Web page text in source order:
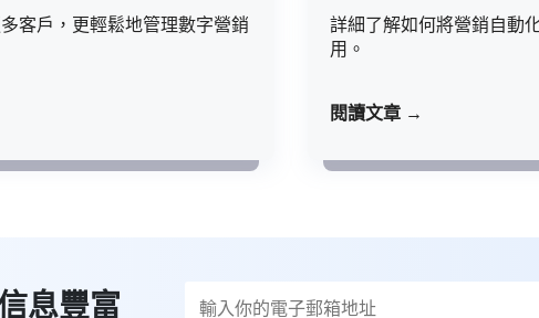
客戶，更輕鬆地管理數字營銷
詳細了解如何將營銷自動
用。
閱讀文章 →
息豐富